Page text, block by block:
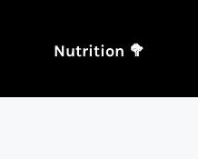
Nutrition 🥦